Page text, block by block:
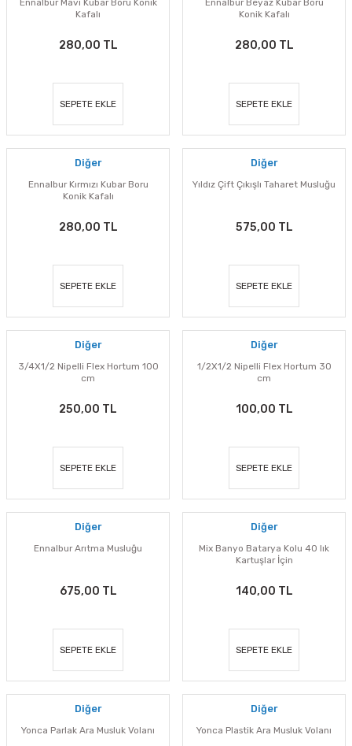
Ennalbur Mavi Kubar Boru Konik
Kafalı
280,00 TL
SEPETE EKLE
Ennalbur Beyaz Kubar Boru
Konik Kafalı
280,00 TL
SEPETE EKLE
Diğer
Ennalbur Kırmızı Kubar Boru
Konik Kafalı
280,00 TL
SEPETE EKLE
Diğer
Yıldız Çift Çıkışlı Taharet Musluğu
575,00 TL
SEPETE EKLE
Diğer
3/4X1/2 Nipelli Flex Hortum 100
cm
250,00 TL
SEPETE EKLE
Diğer
1/2X1/2 Nipelli Flex Hortum 30
cm
100,00 TL
SEPETE EKLE
Diğer
Ennalbur Arıtma Musluğu
675,00 TL
SEPETE EKLE
Diğer
Mix Banyo Batarya Kolu 40 lık
Kartuşlar İçin
140,00 TL
SEPETE EKLE
Diğer
Yonca Parlak Ara Musluk Volanı
Diğer
Yonca Plastik Ara Musluk Volanı